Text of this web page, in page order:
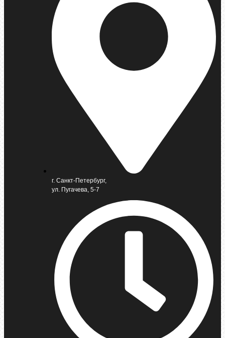
г. Санкт-Петербург,
ул. Пугачева, 5-7